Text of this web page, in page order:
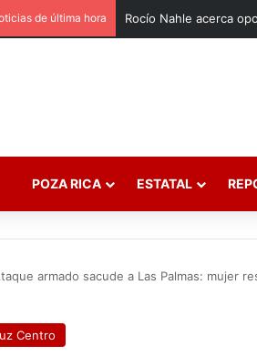
de última hora
POZA RICA ESTATAL
armado sacude a Las Palmas: mujer
Centro